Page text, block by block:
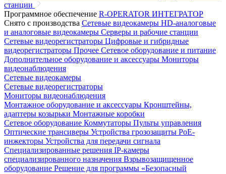
станции
Программное обеспечение R-OPERATOR ИНТЕГРАТОР
Снято с производства Сетевые видеокамеры HD-аналоговые
и аналоговые видеокамеры Серверы и рабочие станции
Сетевые видеорегистраторы Цифровые и гибридные
видеорегистраторы Прочее Сетевое оборудование и питание
Дополнительное оборудование и аксессуары Мониторы
видеонаблюдения
Сетевые видеокамеры
Сетевые видеорегистраторы
Мониторы видеонаблюдения
Монтажное оборудование и аксессуары Кронштейны,
адаптеры козырьки Монтажные коробки
Сетевое оборудование Коммутаторы Пульты управления
Оптические трансиверы Устройства грозозащиты PoE-
инжекторы Устройства для передачи сигнала
Специализированные решения IP-камеры
специализированного назначения Взрывозащищенное
оборудование Решение для программы «Безопасный